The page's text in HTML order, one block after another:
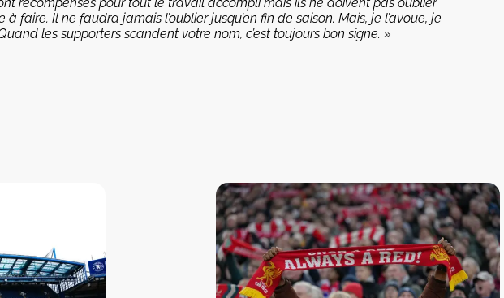
faire. Il ne faudra jamais l’oublier jusqu’en fin de saison. Mais, je l’avoue, je
les supporters scandent votre nom, c’est toujours bon signe. »